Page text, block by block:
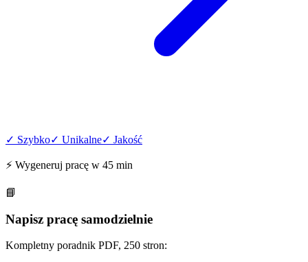
✓ Szybko✓ Unikalne✓ Jakość
⚡ Wygeneruj pracę w 45 min
📘
Napisz pracę samodzielnie
Kompletny poradnik PDF, 250 stron: